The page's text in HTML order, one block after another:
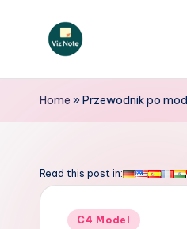
V
iz
o
Home »Przewodnik po
Read this post in:
Posted
C4 Model